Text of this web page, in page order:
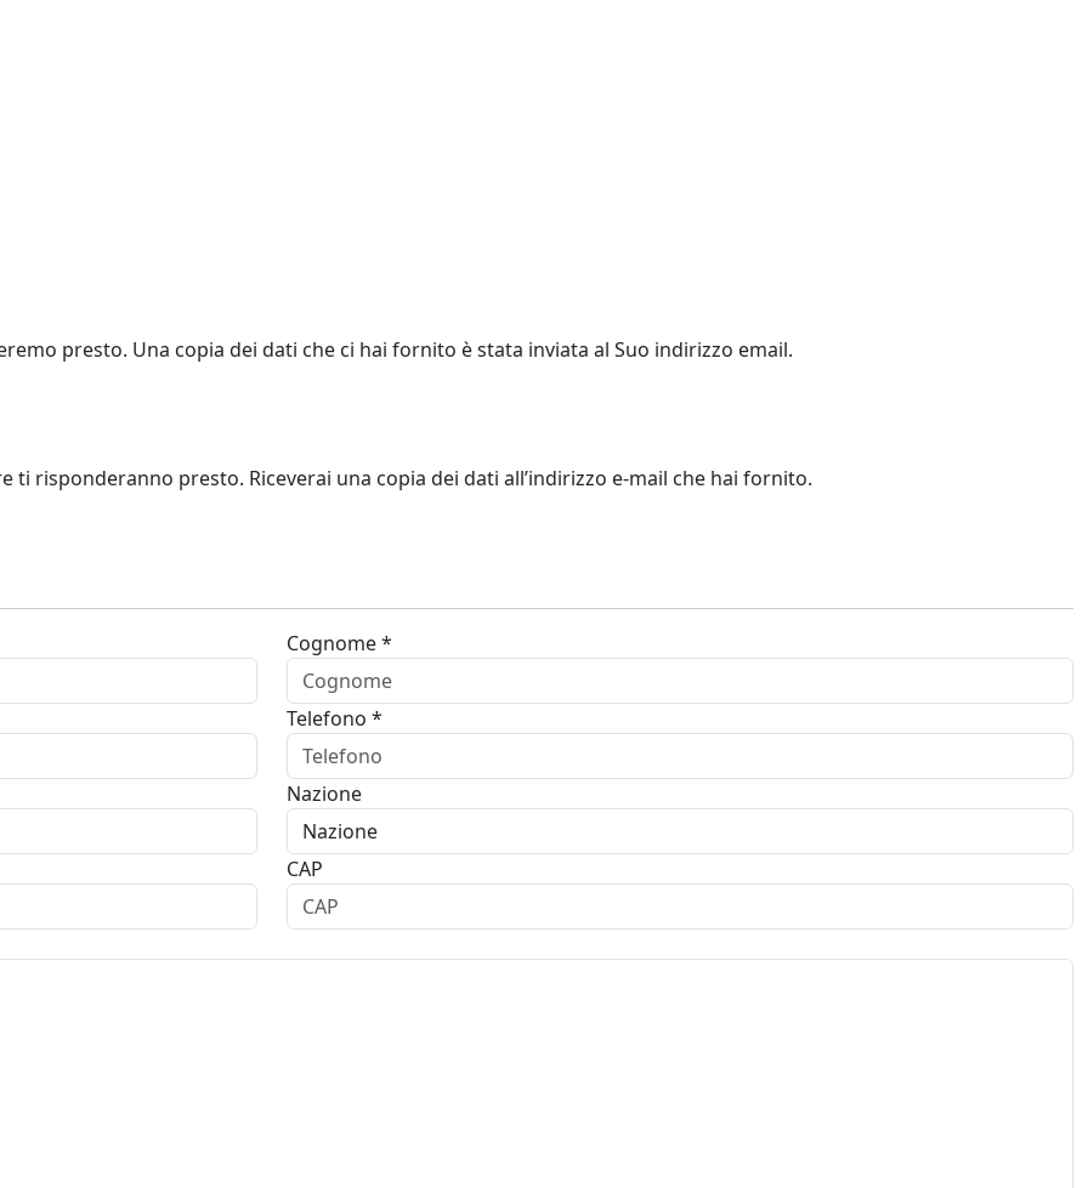
presto. Una copia dei dati che ci hai fornito è stata inviata al Suo indirizzo email.
risponderanno presto. Riceverai una copia dei dati all’indirizzo e-mail che hai fornito.
Cognome *
Telefono *
Nazione
CAP